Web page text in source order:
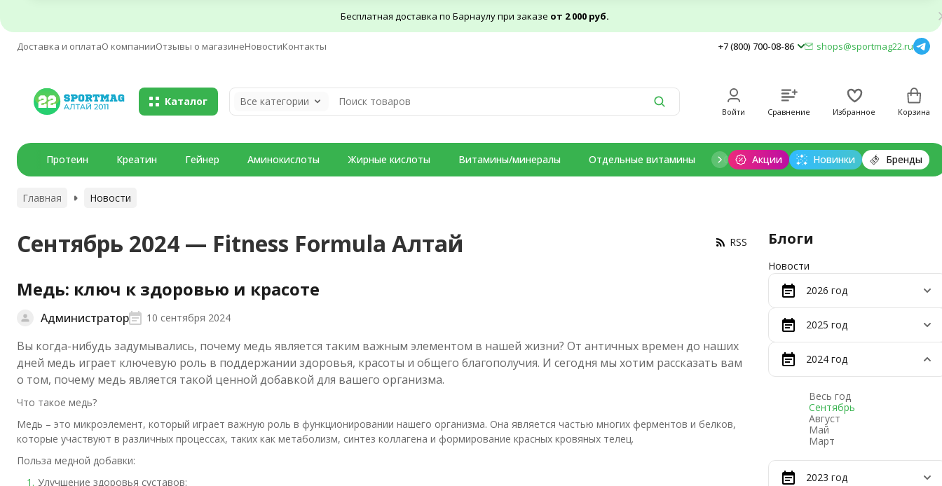
Бесплатная доставка по Барнаулу при заказе от 2 000 руб.
Доставка и оплатаО компанииОтзывы о магазинеНовостиКонтакты +7 (800) 700-08-86 shops@sportmag22.ru
Каталог Все категории
Войти Сравнение Избранное Корзина
Акции Новинки Бренды
Протеин Креатин Гейнер Аминокислоты Жирные кислоты Витамины/минералы Отдельные витамины Отдельные минералы Добавки для
Главная Новости
Сентябрь 2024 — Fitness Formula Алтай RSS
​Медь: ключ к здоровью и красоте
Администратор 10 сентября 2024
Вы когда-нибудь задумывались, почему медь является таким важным элементом в нашей жизни? От античных времен до наших
дней медь играет ключевую роль в поддержании здоровья, красоты и общего благополучия. И сегодня мы хотим рассказать вам
о том, почему медь является такой ценной добавкой для вашего организма.
Что такое медь?
Медь – это микроэлемент, который играет важную роль в функционировании нашего организма. Она является частью многих ферментов и белков,
которые участвуют в различных процессах, таких как метаболизм, синтез коллагена и формирование красных кровяных телец.
Польза медной добавки:
Улучшение здоровья суставов:
Блоги
Новости
2026 год
2025 год
2024 год
Весь год
Сентябрь
Август
Май
Март
2023 год